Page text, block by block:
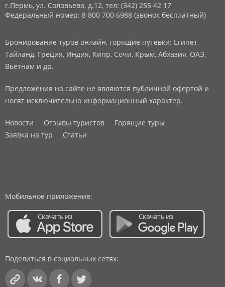
г.Пермь, ул. Соловьева, д.12, тел: (342) 255 42 17
Федеральный номер: 8 800 700 6988 (звонок бесплатный)
Бронирование туров онлайн, горящие путевки: Египет,
Тайланд, Греция, Индия, Кипр, Сочи, Крым, Абхазия, ОАЭ,
Вьетнам и др.
Предложения на сайте не являются публичной офертой и
носят исключительно информационный характер.
Новости Отзывы туристов
Горящие туры
Заявка на тур
Статьи
Мобильное приложение:
Поделиться в социальных сетях: